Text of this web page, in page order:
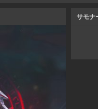
サモナ